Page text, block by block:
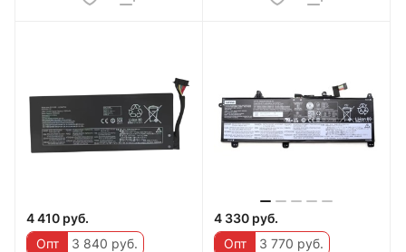
4 410 руб.
Опт
3 840 руб.
4 330 руб.
Опт
3 770 руб.